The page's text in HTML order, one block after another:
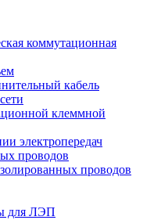
коммутационная
кабель
клеммной
электропередач
проводов
проводов
для ЛЭП